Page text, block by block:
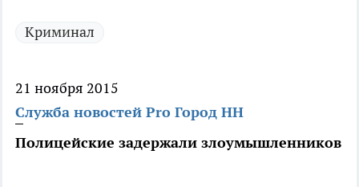
Криминал
21 ноября 2015
Служба новостей Pro Город НН
Полицейские задержали злоумышленников